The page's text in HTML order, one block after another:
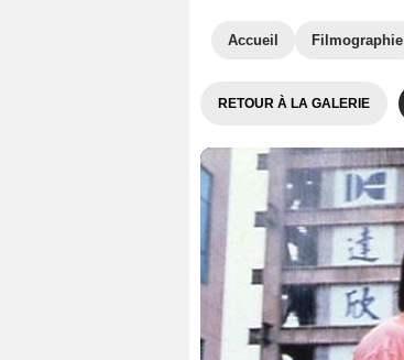
Accueil Filmographie
RETOUR À LA GALERIE